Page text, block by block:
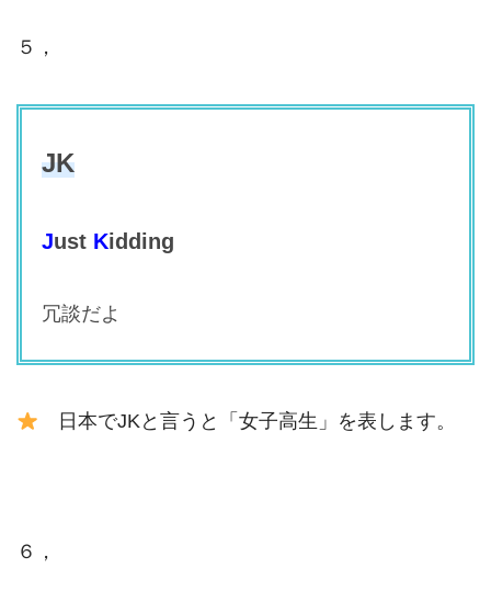
５，
JK
Just Kidding
冗談だよ
日本でJKと言うと「女子高生」を表します。
６，